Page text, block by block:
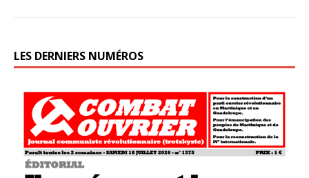
LES DERNIERS NUMÉROS